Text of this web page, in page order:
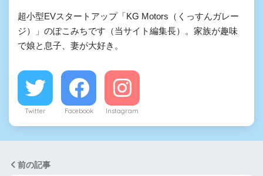
超小型EVスタートアップ「KG Motors（くっすんガレー
ジ）」のぽこみちです（当サイト編集長）。家族が趣味
で娘と息子、妻が大好き。
Twitter Facebook Instagram
前の記事